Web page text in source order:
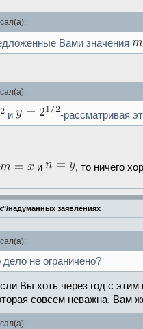
Вами значения
и -рассматривая
и , то ничего
надуманных заявлениях
не ограничено?
Вы хоть через год с
совсем неважна, Вам